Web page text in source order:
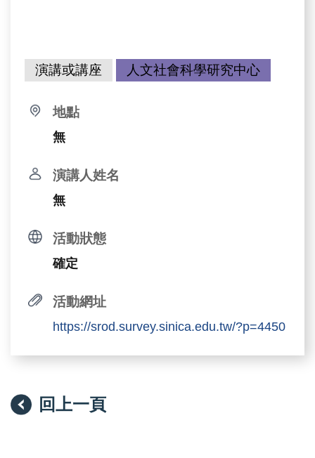
演講或講座 人文社會科學研究中心
地點
無
演講人姓名
無
活動狀態
確定
活動網址
https://srod.survey.sinica.edu.tw/?p=4450
回上一頁